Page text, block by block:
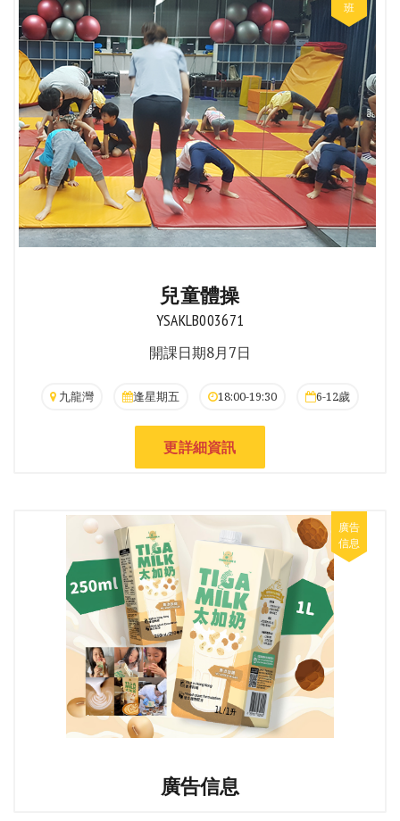
兒童體操
YSAKLB003671
開課日期8月7日
九龍灣 逢星期五 18:00-19:30 6-12歲
更詳細資訊
廣告信息